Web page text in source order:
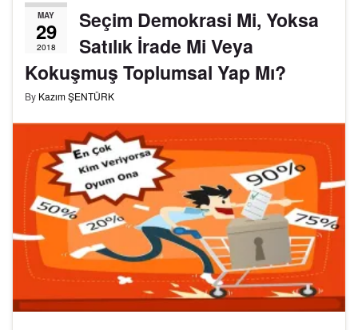
MAY
29
2018
Seçim Demokrasi Mi, Yoksa
Satılık İrade Mi Veya
Kokuşmuş Toplumsal Yap Mı?
By Kazım ŞENTÜRK